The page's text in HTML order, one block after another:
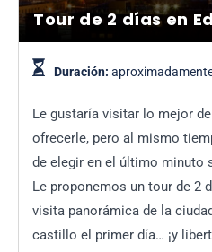
Tour de 2 días en
Duración:
Le gustaría visitar lo mejor
ofrecerle, pero al mismo
de elegir en el último minuto
Le proponemos un tour de 2
visita panorámica de la
castillo el primer día… ¡y